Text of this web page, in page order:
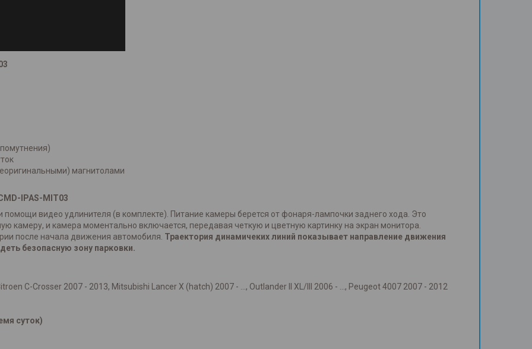
магнитолами
IPAS-MIT03
видео удлинителя (в комплекте). Питание камеры берется от фонаря-лампочки заднего хода. Это
камеру, и камера моментально включается, передавая четкую и цветную картинку на экран монитора.
после начала движения автомобиля. Траектория динамичеких линий показывает направление движения
безопасную зону парковки.
C-Crosser 2007 - 2013, Mitsubishi Lancer X (hatch) 2007 - …, Outlander II XL/III 2006 - …, Peugeot 4007 2007 - 2012
суток)